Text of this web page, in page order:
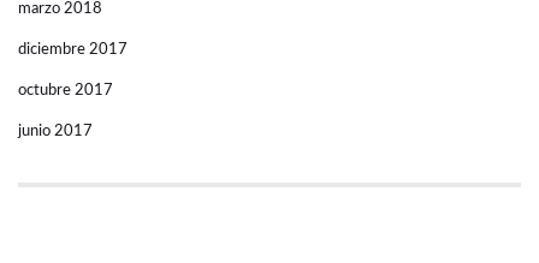
marzo 2018
diciembre 2017
octubre 2017
junio 2017